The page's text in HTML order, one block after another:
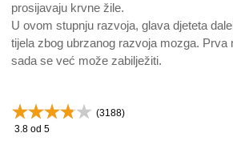
prosijavaju krvne žile.
U ovom stupnju razvoja, glava djeteta
tijela zbog ubrzanog razvoja mozga. Prva
sada se već može zabilježiti.
(3188)
3.8 od 5